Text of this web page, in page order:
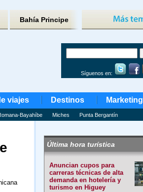
Bahía Principe
Síguenos en:
viajes Destinos Marketing
Bayahíbe Miches Punta Bergantín
Última hora turística
Anuncian cupos para
carreras técnicas de alta
demanda en hotelería y
turismo en Higuey